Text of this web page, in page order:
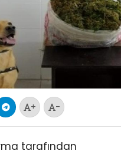
+ -
tarafından